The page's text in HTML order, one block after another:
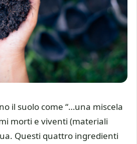
il suolo come “…una miscela
morti e viventi (materiali
Questi quattro ingredienti